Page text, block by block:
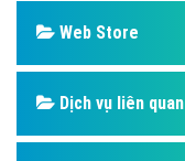
Web Store
Dịch vụ liên quan